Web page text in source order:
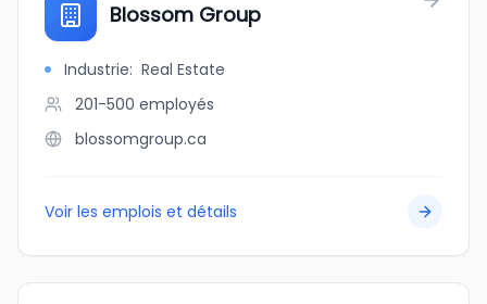
Blossom Group
Industrie: Real Estate
201-500 employés
blossomgroup.ca
Voir les emplois et détails